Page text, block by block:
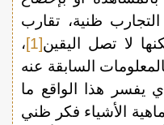
التجارب ظنية، تقارب
لا تصل اليقين[1]
،
السابقة عنه
يفسر هذا الواقع ما
الأشياء فكر ظني